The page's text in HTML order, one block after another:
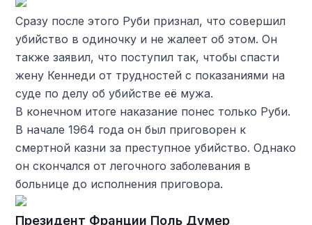
Сразу после этого Руби признал, что совершил
убийство в одиночку и не жалеет об этом. Он
также заявил, что поступил так, чтобы спасти
жену Кеннеди от трудностей с показаниями на
суде по делу об убийстве её мужа.
В конечном итоге наказание понес только Руби.
В начале 1964 года он был приговорен к
смертной казни за преступное убийство. Однако
он скончался от легочного заболевания в
больнице до исполнения приговора.
Президент Франции Поль Думер